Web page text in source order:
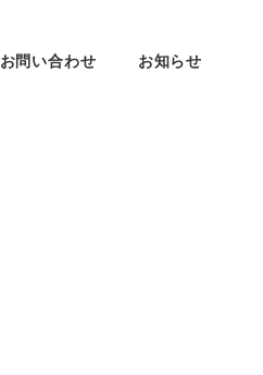
お問い合わせ お知らせ